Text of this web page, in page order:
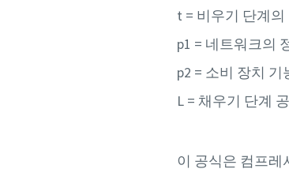
t = 비우기 단계의
p1 = 네트워크의
p2 = 소비 장치
L = 채우기 단계
이 공식은 컴프레